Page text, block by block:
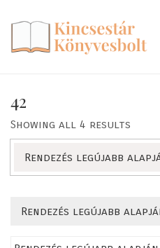
42
Showing all 4 results
Rendezés legújabb
Rendezés legújabb